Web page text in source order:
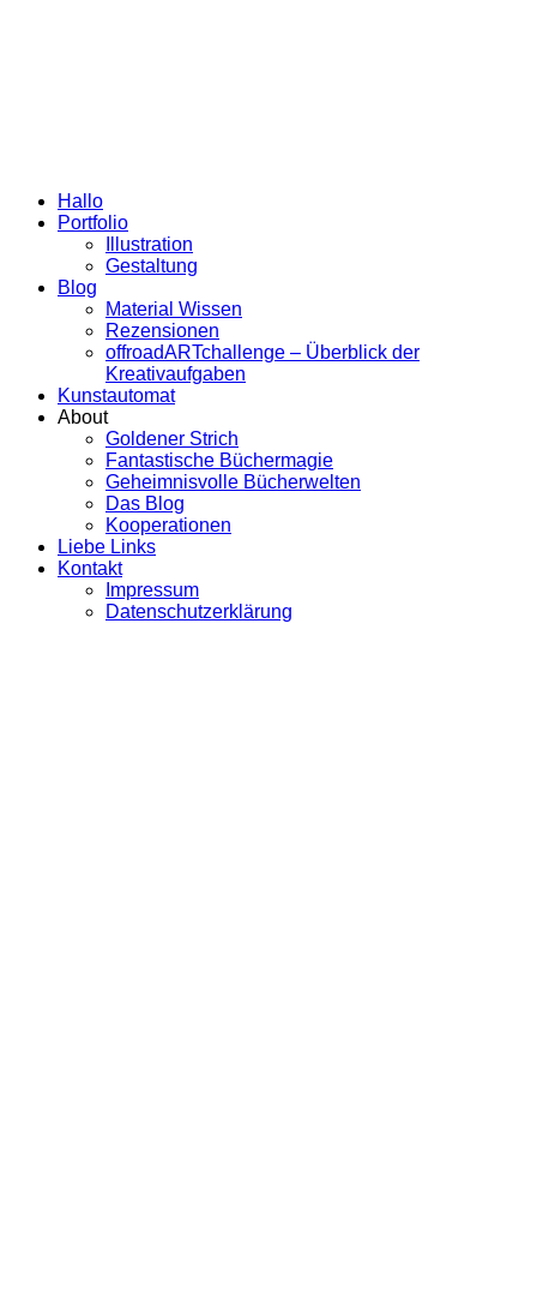
Hallo
Portfolio
Illustration
Gestaltung
Blog
Material Wissen
Rezensionen
offroadARTchallenge – Überblick der
Kreativaufgaben
Kunstautomat
About
Goldener Strich
Fantastische Büchermagie
Geheimnisvolle Bücherwelten
Das Blog
Kooperationen
Liebe Links
Kontakt
Impressum
Datenschutzerklärung